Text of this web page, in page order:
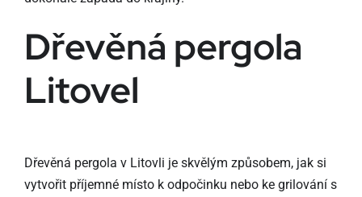
Dřevěná pergola
Litovel
Dřevěná pergola v Litovli je skvělým způsobem, jak si
vytvořit příjemné místo k odpočinku nebo ke grilování s